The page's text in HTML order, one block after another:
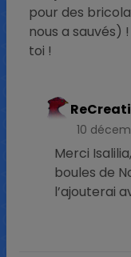
pour des
nous a sauvés)
toi !
10
Merci
boules de
l’ajouterai